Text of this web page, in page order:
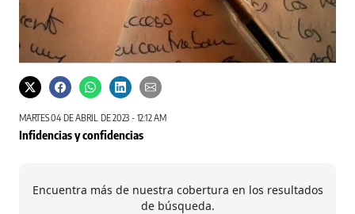
MARTES 04 DE ABRIL DE 2023 - 12:12 AM
Infidencias y confidencias
Encuentra más de nuestra cobertura en los resultados
de búsqueda.